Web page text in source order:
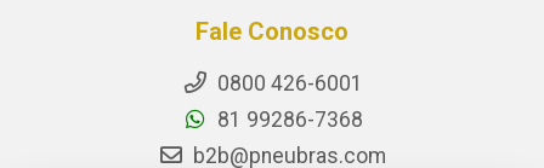
Fale Conosco
0800 426-6001
81 99286-7368
b2b@pneubras.com